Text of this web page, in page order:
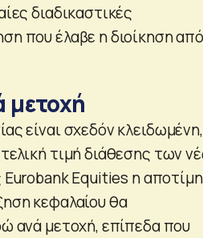
διαδικαστικές
που έλαβε η διοίκηση
μετοχή
είναι σχεδόν
τιμή διάθεσης των
Equities η
κεφαλαίου θα
ανά μετοχή, επίπεδα που